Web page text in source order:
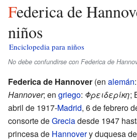
Federica de Hannover para
niños
Enciclopedia para niños
No debe confundirse con Federica de
Federica de Hannover (en alemán:
Hannover; en griego: Φρειδερίκη;
abril de 1917-Madrid, 6 de febrero
consorte deGreciadesde 1947
princesa de Hannovery duquesa